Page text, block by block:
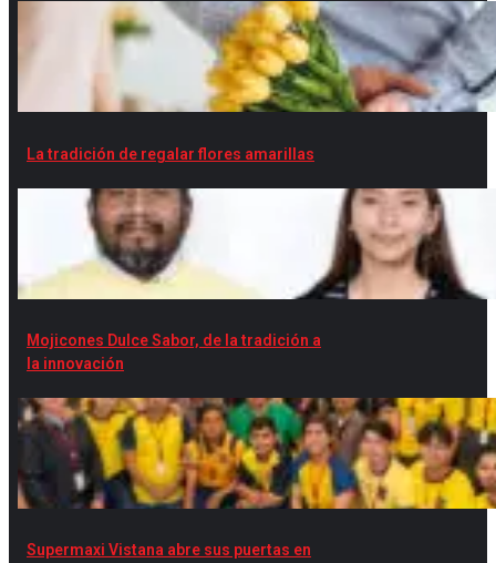
La tradición de regalar flores amarillas
Mojicones Dulce Sabor, de la tradición a
la innovación
Supermaxi Vistana abre sus puertas en